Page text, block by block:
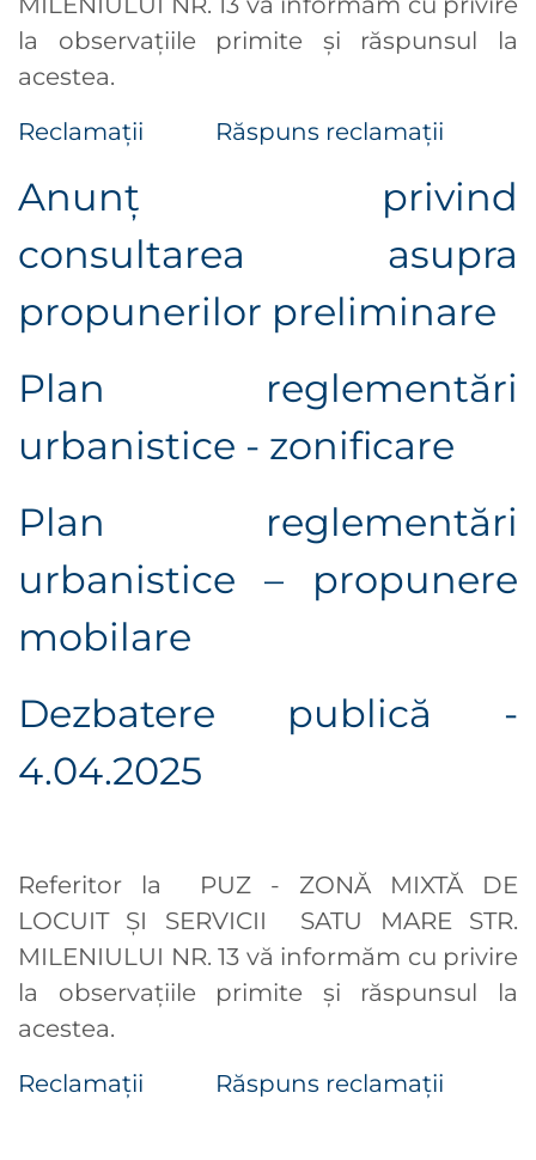
la observaţiile primite şi răspunsul la
acestea.
Reclamații
Răspuns reclamații
Anunţ privind
consultarea asupra
propunerilor preliminare
Plan reglementări
urbanistice - zonificare
Plan reglementări
urbanistice – propunere
mobilare
Dezbatere publică -
4.04.2025
Referitor la PUZ - ZONĂ MIXTĂ DE
LOCUIT ȘI SERVICII SATU MARE STR.
MILENIULUI NR. 13 vă informăm cu privire
la observaţiile primite şi răspunsul la
acestea.
Reclamații
Răspuns reclamații